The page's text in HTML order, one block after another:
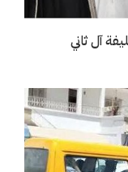
آل ثاني